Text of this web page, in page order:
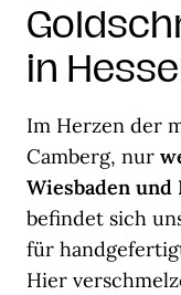
in
Im Herzen der
Camberg, nur
Wiesbaden
befindet sich
für
Hier